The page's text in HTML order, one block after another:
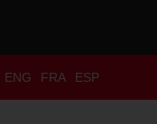
ENG FRA ESP